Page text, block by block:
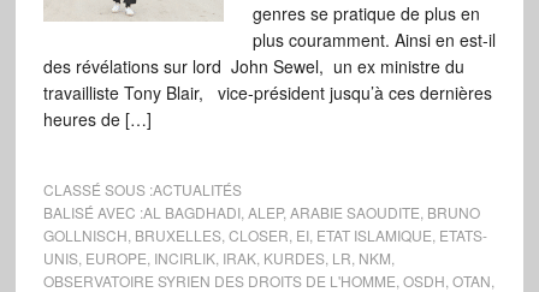
genres se pratique de plus en
plus couramment. Ainsi en est-il
des révélations sur lord John Sewel, un ex ministre du
travailliste Tony Blair, vice-président jusqu’à ces dernières
heures de […]
CLASSÉ SOUS :ACTUALITÉS
BALISÉ AVEC :AL BAGDHADI, ALEP, ARABIE SAOUDITE BRUNO
GOLLNISCH BRUXELLES, CLOSER EI, ETAT ISLAMIQUE ETATS-
UNIS, EUROPE INCIRLIK, IRAK, KURDES, LR NKM
OBSERVATOIRE SYRIEN DES DROITS DE L'HOMME OSDH OTAN